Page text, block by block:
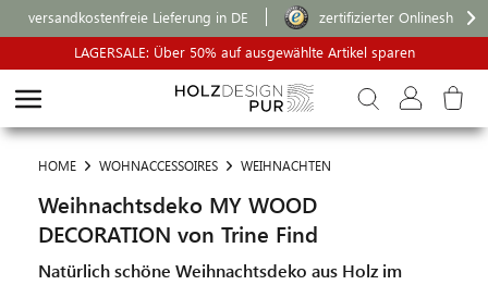
versandkostenfreie Lieferung in DE
zertifizierter Onlineshop
LAGERSALE: Über 50% auf ausgewählte Artikel sparen
HOME WOHNACCESSOIRES WEIHNACHTEN
Weihnachtsdeko MY WOOD
DECORATION von Trine Find
Natürlich schöne Weihnachtsdeko aus Holz im